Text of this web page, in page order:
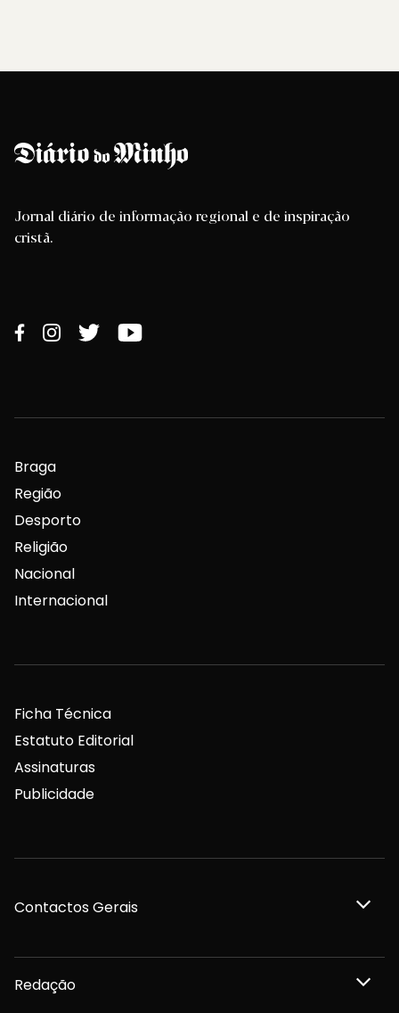
Jornal diário de informação regional e de inspiração
cristã.
Braga
Região
Desporto
Religião
Nacional
Internacional
Ficha Técnica
Estatuto Editorial
Assinaturas
Publicidade
Contactos Gerais
Redação